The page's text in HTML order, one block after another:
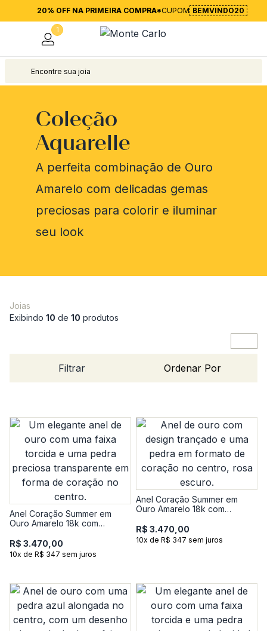
20% OFF NA PRIMEIRA COMPRA*CUPOM BEMVINDO20
1
Coleção
Aquarelle
A perfeita combinação de Ouro
Amarelo com delicadas gemas
preciosas para colorir e iluminar
seu look
Joias
Exibindo 10 de 10 produtos
Filtrar Ordenar Por
Anel Coração Summer em
Ouro Amarelo 18k com
R$ 3.470,00
10x de R$ 347 sem juros
Anel Coração Summer em
Ouro Amarelo 18k com
R$ 3.470,00
10x de R$ 347 sem juros